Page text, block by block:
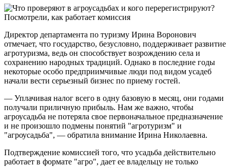
Директор департамента по туризму Ирина Воронович
отмечает, что государство, безусловно, поддерживает развитие
агротуризма, ведь он способствует возрождению села и
сохранению народных традиций. Однако в последние годы
некоторые особо предприимчивые люди под видом усадеб
начали вести серьезный бизнес по приему гостей.
— Уплачивая налог всего в одну базовую в месяц, они годами
получали приличную прибыль. Нам же важно, чтобы
агроусадьба не потеряла свое первоначальное предназначение
и не произошло подмены понятий "агротуризм" и
"агроусадьба", — обратила внимание Ирина Николаевна.
Подтверждение комиссией того, что усадьба действительно
работает в формате "агро", дает ее владельцу не только